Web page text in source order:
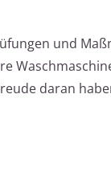
und
daran